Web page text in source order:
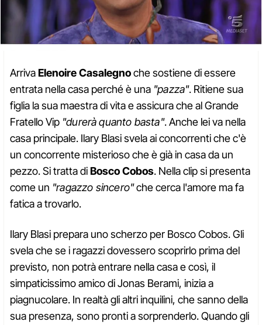
ArrivaElenoire Casalegnoche sostiene di essere
entrata nella casa perché è una "pazza". Ritiene sua
figlia la sua maestra di vita e assicura che al Grande
Fratello Vip "durerà quanto basta". Anche lei va nella
casa principale. Ilary Blasi svela ai concorrenti che c'è
un concorrente misterioso che è già in casa da un
pezzo. Si tratta diBosco Cobos. Nella clip si presenta
come un "ragazzo sincero"che cerca l'amore ma fa
fatica a trovarlo.
Ilary Blasi prepara uno scherzo per Bosco Cobos. Gli
svela che se i ragazzi dovessero scoprirlo prima del
previsto, non potrà entrare nella casa e così, il
simpaticissimo amico di Jonas Berami, inizia a
piagnucolare. In realtà gli altri inquilini, che sanno della
sua presenza, sono pronti a sorprenderlo. Quando gli